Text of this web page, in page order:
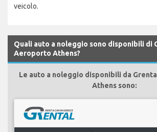
veicolo.
Quali auto a noleggio sono disponibili di
Aeroporto Athens?
Le auto a noleggio disponibili da
Athens sono: